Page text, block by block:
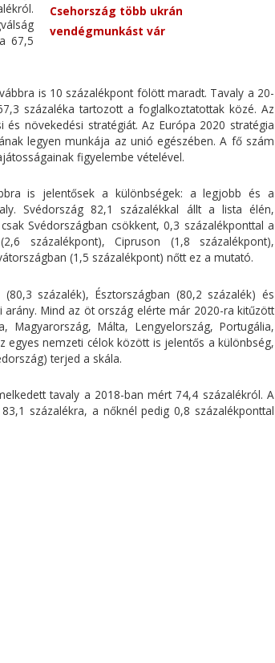
Csehország több ukrán
vendégmunkást vár
67,5
is 10 százalékpont fölött maradt. Tavaly a 20-
százaléka tartozott a foglalkoztatottak közé. Az
növekedési stratégiát. Az Európa 2020 stratégia
legyen munkája az unió egészében. A fő szám
figyelembe vételével.
is jelentősek a különbségek: a legjobb és a
Svédország 82,1 százalékkal állt a lista élén,
Svédországban csökkent, 0,3 százalékponttal a
százalékpont), Cipruson (1,8 százalékpont),
(1,5 százalékpont) nőtt ez a mutató.
százalék), Észtországban (80,2 százalék) és
Mind az öt ország elérte már 2020-ra kitűzött
Magyarország, Málta, Lengyelország, Portugália,
egyes nemzeti célok között is jelentős a különbség,
terjed a skála.
tavaly a 2018-ban mért 74,4 százalékról. A
százalékra, a nőknél pedig 0,8 százalékponttal